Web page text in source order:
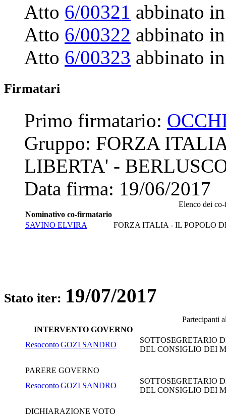
Atto 6/00321 abbinato
Atto 6/00322 abbinato
Atto 6/00323 abbinato
Firmatari
Primo firmatario:
Gruppo: FORZA
LIBERTA' -
Data firma: 19/06/2017
Elenco dei
Nominativo co-firmatario
SAVINO ELVIRA
FORZA ITALIA - IL POPOLO
Stato iter: 19/07/2017
Partecipanti
INTERVENTO GOVERNO
ResocontoGOZI SANDRO
SOTTOSEGRETARIO
DEL CONSIGLIO DEI
PARERE GOVERNO
ResocontoGOZI SANDRO
SOTTOSEGRETARIO
DEL CONSIGLIO DEI
DICHIARAZIONE VOTO